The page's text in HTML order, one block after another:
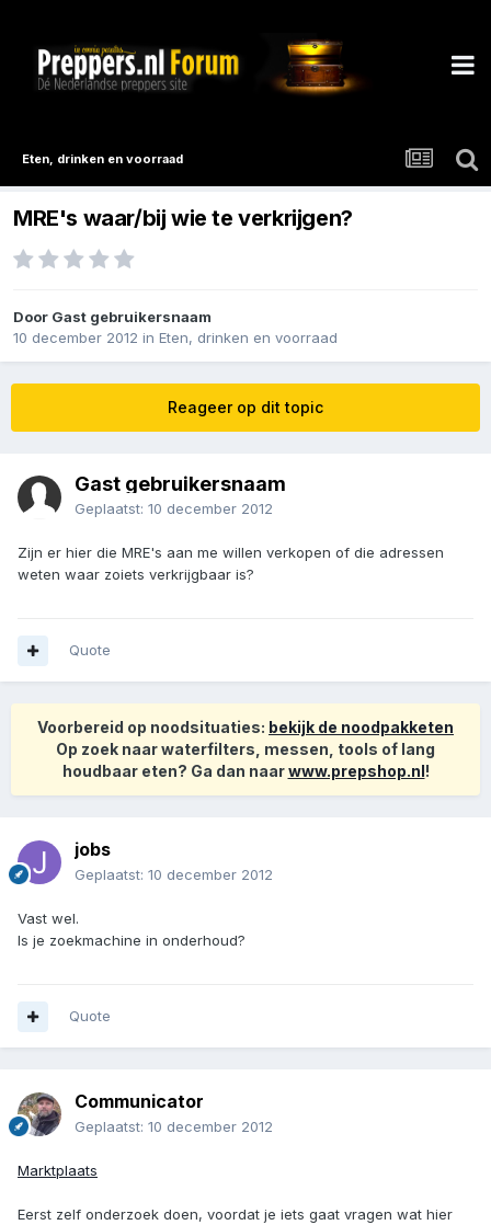
Eten, drinken en voorraad
MRE's waar/bij wie te verkrijgen?
Door Gast gebruikersnaam
10 december 2012 in Eten, drinken en voorraad
Reageer op dit topic
Gast gebruikersnaam
Geplaatst: 10 december 2012
Zijn er hier die MRE's aan me willen verkopen of die adressen
weten waar zoiets verkrijgbaar is?
Quote
Voorbereid op noodsituaties: bekijk de noodpakketen
Op zoek naar waterfilters, messen, tools of lang
houdbaar eten? Ga dan naarwww.prepshop.nl!
jobs
Geplaatst: 10 december 2012
Vast wel.
Is je zoekmachine in onderhoud?
Quote
Communicator
Geplaatst: 10 december 2012
Marktplaats
Eerst zelf onderzoek doen, voordat je iets gaat vragen wat hier